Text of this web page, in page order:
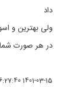
داد
ولی بهترین و
در هر صورت شما
1401-03-15 06:27:40